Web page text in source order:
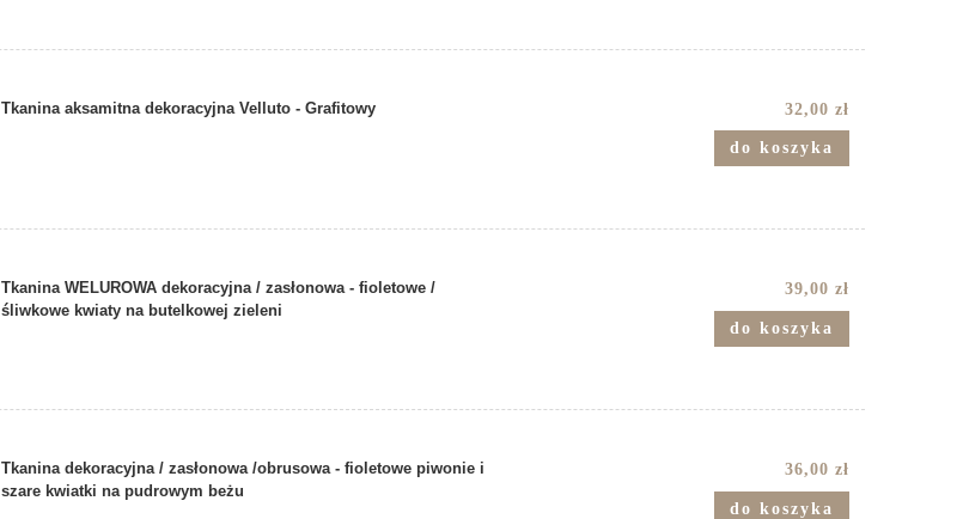
Tkanina aksamitna dekoracyjna Velluto - Grafitowy 32,00 zł
do koszyka
Tkanina WELUROWA dekoracyjna / zasłonowa - fioletowe /
śliwkowe kwiaty na butelkowej zieleni
39,00 zł
do koszyka
Tkanina dekoracyjna / zasłonowa /obrusowa - fioletowe piwonie i
szare kwiatki na pudrowym beżu
36,00 zł
do koszyka